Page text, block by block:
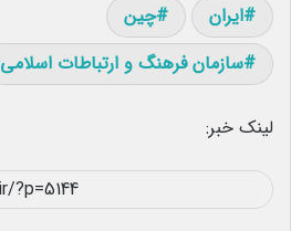
ایران
چین
سازمان فرهنگ و ارتباطات اسلامی
لینک خبر: